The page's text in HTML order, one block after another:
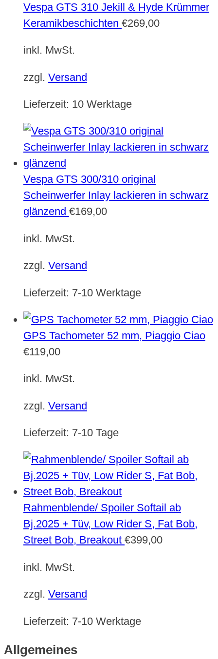
Vespa GTS 310 Jekill & Hyde Krümmer
Keramikbeschichten €269,00
inkl. MwSt.
zzgl. Versand
Lieferzeit: 10 Werktage
Vespa GTS 300/310 original
Scheinwerfer Inlay lackieren in schwarz
glänzend €169,00
inkl. MwSt.
zzgl. Versand
Lieferzeit: 7-10 Werktage
GPS Tachometer 52 mm, Piaggio Ciao
€119,00
inkl. MwSt.
zzgl. Versand
Lieferzeit: 7-10 Tage
Rahmenblende/ Spoiler Softail ab
Bj.2025 + Tüv, Low Rider S, Fat Bob,
Street Bob, Breakout €399,00
inkl. MwSt.
zzgl. Versand
Lieferzeit: 7-10 Werktage
Allgemeines